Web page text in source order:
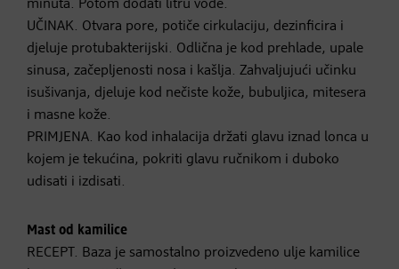
minuta. Potom dodati litru vode.
UČINAK. Otvara pore, potiče cirkulaciju, dezinficira i
djeluje protubakterijski. Odlična je kod prehlade, upale
sinusa, začepljenosti nosa i kašlja. Zahvaljujući učinku
isušivanja, djeluje kod nečiste kože, bubuljica, mitesera
i masne kože.
PRIMJENA. Kao kod inhalacija držati glavu iznad lonca u
kojem je tekućina, pokriti glavu ručnikom i duboko
udisati i izdisati.
Mast od kamilice
RECEPT. Baza je samostalno proizvedeno ulje kamilice